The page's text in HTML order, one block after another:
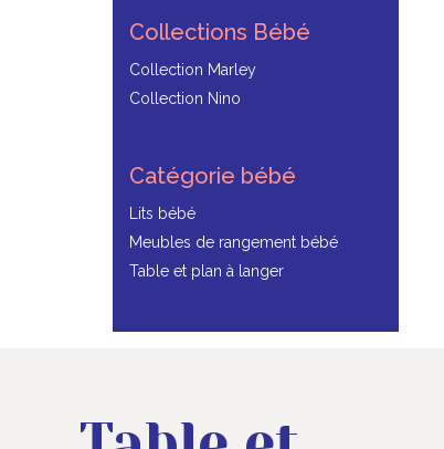
Collections Bébé
Collection Marley
Collection Nino
Catégorie bébé
Lits bébé
Meubles de rangement bébé
Table et plan à langer